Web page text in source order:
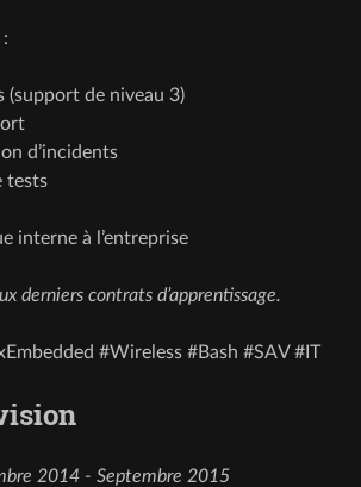
(support de niveau 3)
d’incidents
tests
interne à l’entreprise
derniers contrats d’apprentissage.
#Wireless #Bash #SAV #IT
2014 - Septembre 2015